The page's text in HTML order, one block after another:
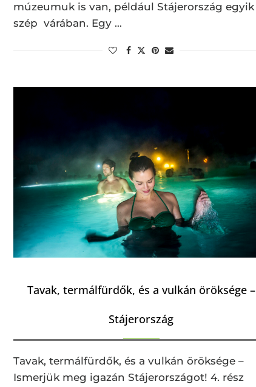
múzeumuk is van, például Stájerország egyik
szép várában. Egy …
Tavak, termálfürdők, és a vulkán öröksége –
Stájerország
Tavak, termálfürdők, és a vulkán öröksége –
Ismerjük meg igazán Stájerországot! 4. rész